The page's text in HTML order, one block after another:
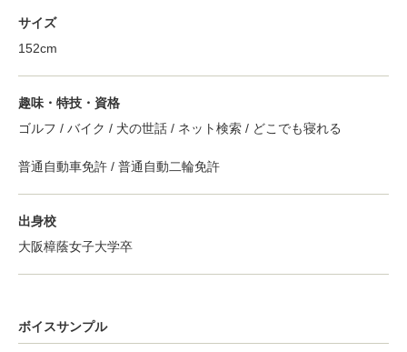
サイズ
152cm
趣味・特技・資格
ゴルフ / バイク / 犬の世話 / ネット検索 / どこでも寝れる
普通自動車免許 / 普通自動二輪免許
出身校
大阪樟蔭女子大学卒
ボイスサンプル